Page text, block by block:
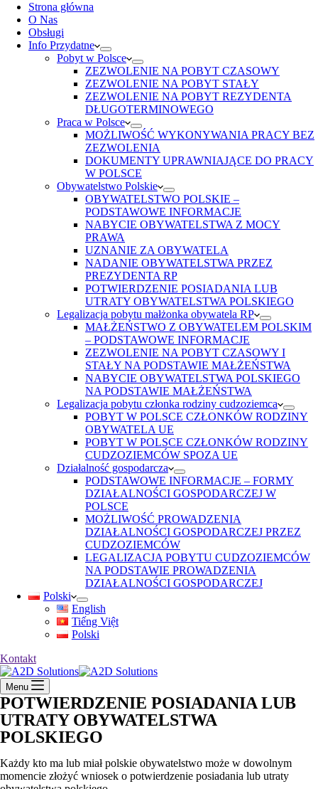
Strona główna
O Nas
Obsługi
Info Przydatne
Pobyt w Polsce
ZEZWOLENIE NA POBYT CZASOWY
ZEZWOLENIE NA POBYT STAŁY
ZEZWOLENIE NA POBYT REZYDENTA
DŁUGOTERMINOWEGO
Praca w Polsce
MOŻLIWOŚĆ WYKONYWANIA PRACY BEZ
ZEZWOLENIA
DOKUMENTY UPRAWNIAJĄCE DO PRACY
W POLSCE
Obywatelstwo Polskie
OBYWATELSTWO POLSKIE –
PODSTAWOWE INFORMACJE
NABYCIE OBYWATELSTWA Z MOCY
PRAWA
UZNANIE ZA OBYWATELA
NADANIE OBYWATELSTWA PRZEZ
PREZYDENTA RP
POTWIERDZENIE POSIADANIA LUB
UTRATY OBYWATELSTWA POLSKIEGO
Legalizacja pobytu małżonka obywatela RP
MAŁŻEŃSTWO Z OBYWATELEM POLSKIM
– PODSTAWOWE INFORMACJE
ZEZWOLENIE NA POBYT CZASOWY I
STAŁY NA PODSTAWIE MAŁŻEŃSTWA
NABYCIE OBYWATELSTWA POLSKIEGO
NA PODSTAWIE MAŁŻEŃSTWA
Legalizacja pobytu członka rodziny cudzoziemca
POBYT W POLSCE CZŁONKÓW RODZINY
OBYWATELA UE
POBYT W POLSCE CZŁONKÓW RODZINY
CUDZOZIEMCÓW SPOZA UE
Działalność gospodarcza
PODSTAWOWE INFORMACJE – FORMY
DZIAŁALNOŚCI GOSPODARCZEJ W
POLSCE
MOŻLIWOŚĆ PROWADZENIA
DZIAŁALNOŚCI GOSPODARCZEJ PRZEZ
CUDZOZIEMCÓW
LEGALIZACJA POBYTU CUDZOZIEMCÓW
NA PODSTAWIE PROWADZENIA
DZIAŁALNOŚCI GOSPODARCZEJ
Polski
English
Tiếng Việt
Polski
Kontakt
Menu
POTWIERDZENIE POSIADANIA LUB
UTRATY OBYWATELSTWA
POLSKIEGO
Każdy kto ma lub miał polskie obywatelstwo może w dowolnym
momencie złożyć wniosek o potwierdzenie posiadania lub utraty